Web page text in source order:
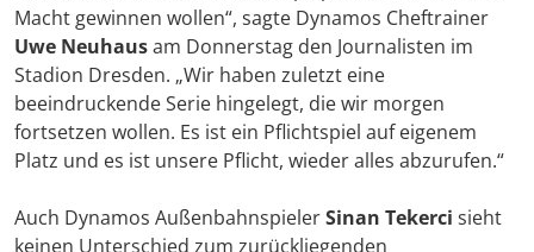
Macht gewinnen wollen“, sagte Dynamos Cheftrainer
Uwe Neuhausam Donnerstag den Journalisten im
Stadion Dresden. „Wir haben zuletzt eine
beeindruckende Serie hingelegt, die wir morgen
fortsetzen wollen. Es ist ein Pflichtspiel auf eigenem
Platz und es ist unsere Pflicht, wieder alles abzurufen.“
Auch Dynamos AußenbahnspielerSinan Tekerci sieht
keinen Unterschied zum zurückliegenden